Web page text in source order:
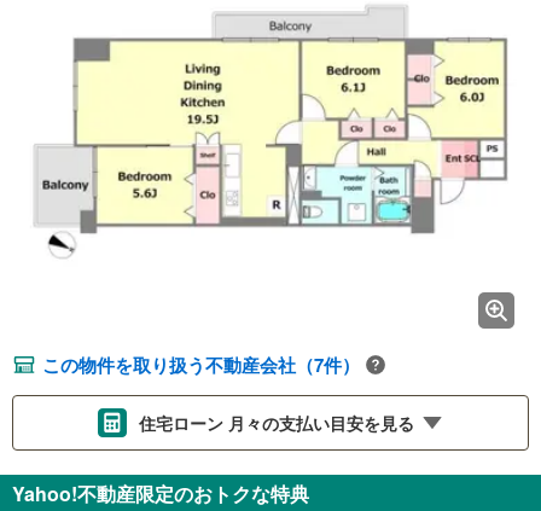
この物件を取り扱う不動産会社（7件）
住宅ローン 月々の支払い目安を見る
Yahoo!不動産限定のおトクな特典